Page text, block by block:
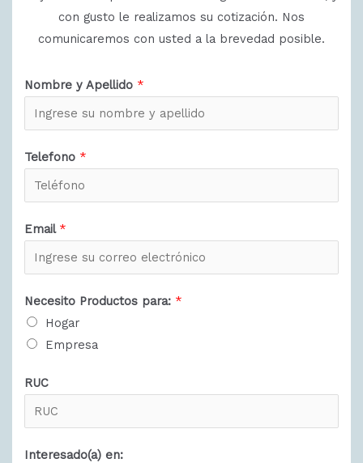
con gusto le realizamos su cotización. Nos
comunicaremos con usted a la brevedad posible.
Nombre y Apellido *
Telefono *
Email *
Necesito Productos para: *
Hogar
Empresa
RUC
Interesado(a) en: